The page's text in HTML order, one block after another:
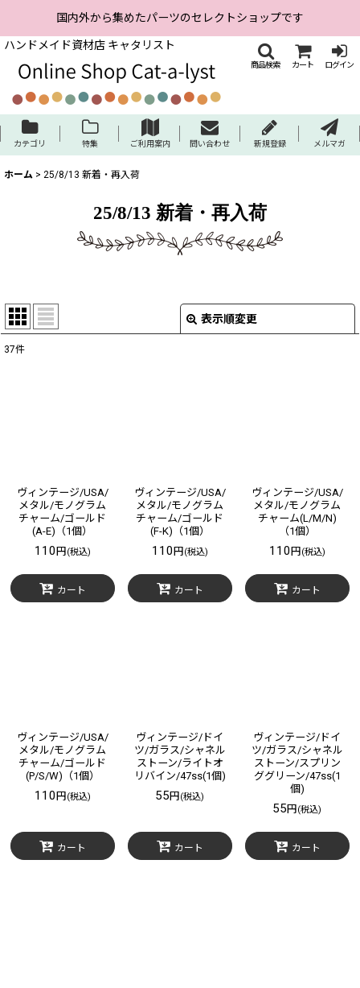
国内外から集めたパーツのセレクトショップです
ハンドメイド資材店 キャタリスト
商品検索 カート ログイン
カテゴリ 特集 ご利用案内 問い合わせ 新規登録 メルマガ
ホーム > 25/8/13 新着・再入荷
25/8/13 新着・再入荷
表示順変更
37件
ヴィンテージ/USA/
メタル/モノグラム
チャーム/ゴールド
(A-E)（1個）
110 円 (税込)
カート
ヴィンテージ/USA/
メタル/モノグラム
チャーム/ゴールド
(F-K)（1個）
110 円 (税込)
カート
ヴィンテージ/USA/
メタル/モノグラム
チャーム(L/M/N)
（1個）
110 円 (税込)
カート
ヴィンテージ/USA/
メタル/モノグラム
チャーム/ゴールド
(P/S/W)（1個）
110 円 (税込)
カート
ヴィンテージ/ドイ
ツ/ガラス/シャネル
ストーン/ライトオ
リバイン/47ss(1個)
55円 (税込)
カート
ヴィンテージ/ドイ
ツ/ガラス/シャネル
ストーン/スプリン
ググリーン/47ss(1
個)
55円 (税込)
カート